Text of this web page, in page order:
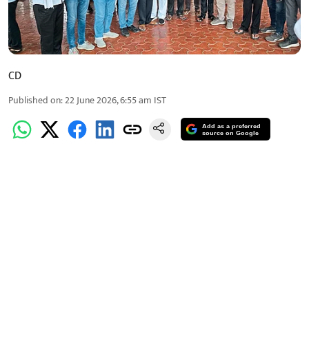
CD
Published on:22 June 2026, 6:55 am IST
Add as a preferred
source on Google